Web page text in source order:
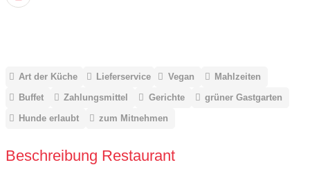
Art der Küche Lieferservice Vegan
Mahlzeiten
Buffet
Zahlungsmittel Gerichte
grüner Gastgarten
Hunde erlaubt
zum Mitnehmen
Beschreibung Restaurant